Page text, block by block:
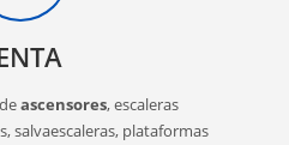
ascensores, escaleras
salvaescaleras, plataformas